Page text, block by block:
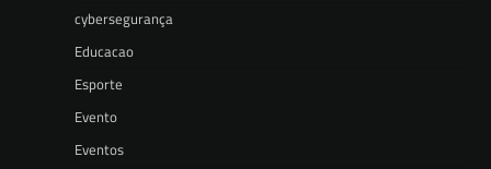
cybersegurança
Educacao
Esporte
Evento
Eventos